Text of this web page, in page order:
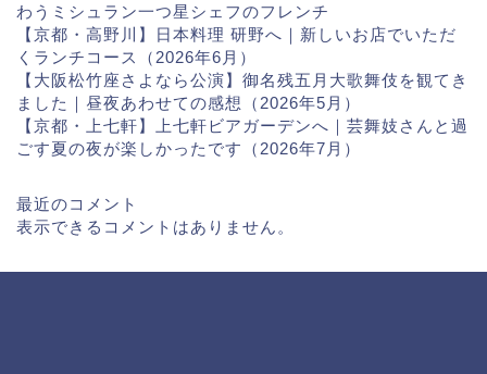
わうミシュラン一つ星シェフのフレンチ
【京都・高野川】日本料理 研野へ｜新しいお店でいただ
くランチコース（2026年6月）
【大阪松竹座さよなら公演】御名残五月大歌舞伎を観てき
ました｜昼夜あわせての感想（2026年5月）
【京都・上七軒】上七軒ビアガーデンへ｜芸舞妓さんと過
ごす夏の夜が楽しかったです（2026年7月）
最近のコメント
表示できるコメントはありません。